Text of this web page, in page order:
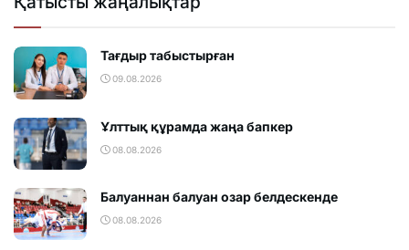
Тағдыр табыстырған
09.08.2026
Ұлттық құрамда жаңа бапкер
08.08.2026
Балуаннан балуан озар белдескенде
08.08.2026